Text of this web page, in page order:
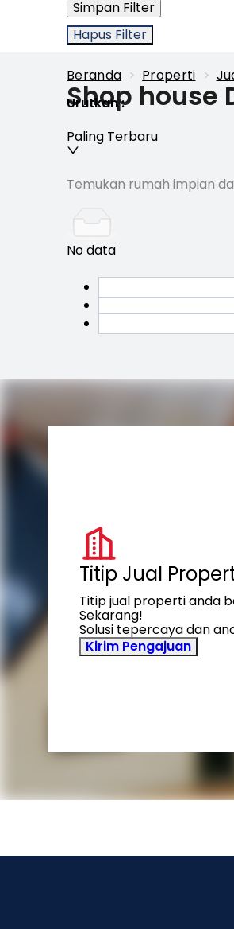
Simpan Filter
Hapus Filter
Beranda > Properti >
Shop
Urutkan:
Paling Terbaru
Temukan rumah impian
No data
Titip Jual
Titip jual properti anda
Sekarang!
Solusi tepercaya dan
Kirim Pengajuan